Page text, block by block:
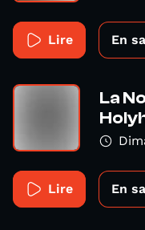
Lire En
La
Lire En